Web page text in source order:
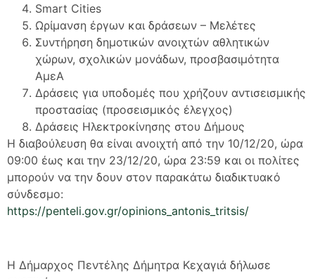
Smart Cities
Ωρίμανση έργων και δράσεων – Μελέτες
Συντήρηση δημοτικών ανοιχτών αθλητικών
χώρων, σχολικών μονάδων, προσβασιμότητα
ΑμεΑ
Δράσεις για υποδομές που χρήζουν αντισεισμικής
προστασίας (προσεισμικός έλεγχος)
Δράσεις Ηλεκτροκίνησης στου Δήμους
Η διαβούλευση θα είναι ανοιχτή από την 10/12/20, ώρα
09:00 έως και την 23/12/20, ώρα 23:59 και οι πολίτες
μπορούν να την δουν στον παρακάτω διαδικτυακό
σύνδεσμο:
https://penteli.gov.gr/opinions_antonis_tritsis/
Η Δήμαρχος Πεντέλης Δήμητρα Κεχαγιά δήλωσε